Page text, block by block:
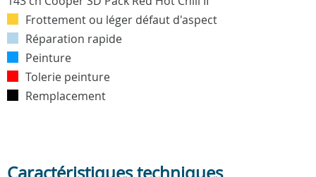
Frottement ou léger défaut d'aspect
Réparation rapide
Peinture
Tolerie peinture
Remplacement